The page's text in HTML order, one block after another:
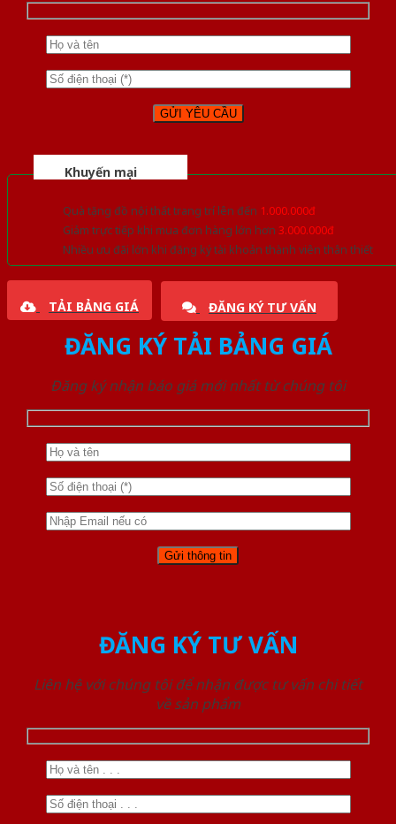
Khuyến mại
Quà tặng đồ nội thất trang trí lên đến 1.000.000đ
Giảm trực tiếp khi mua đơn hàng lớn hơn 3.000.000đ
Nhiều ưu đãi lớn khi đăng ký tài khoản thành viên thân thiết
TẢI BẢNG GIÁ ĐĂNG KÝ TƯ VẤN
ĐĂNG KÝ TẢI BẢNG GIÁ
Đăng ký nhận báo giá mới nhất từ chúng tôi
ĐĂNG KÝ TƯ VẤN
Liên hệ với chúng tôi để nhận được tư vấn chi tiết
về sản phẩm